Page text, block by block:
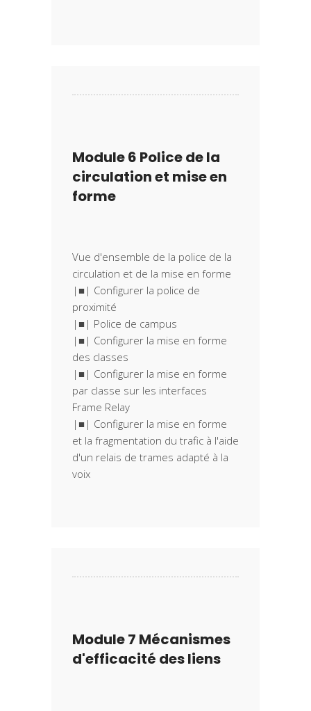
Module 6 Police de la
circulation et mise en
forme
Vue d'ensemble de la police de la
circulation et de la mise en forme
|■| Configurer la police de
proximité
|■| Police de campus
|■| Configurer la mise en forme
des classes
|■| Configurer la mise en forme
par classe sur les interfaces
Frame Relay
|■| Configurer la mise en forme
et la fragmentation du trafic à l'aide
d'un relais de trames adapté à la
Module 7 Mécanismes
d'efficacité des liens